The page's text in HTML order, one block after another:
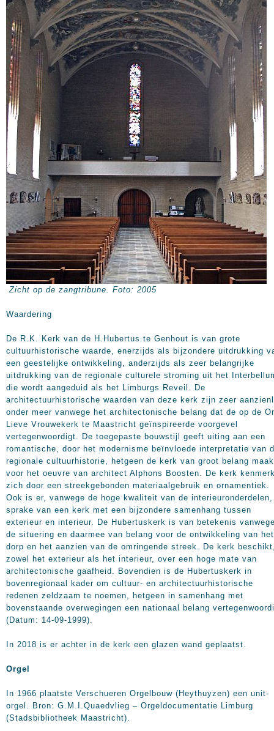
Zicht op de zangtribune. Foto: 2005
Waardering
De R.K. Kerk van de H.Hubertus te Genhout is van grote
cultuurhistorische waarde, enerzijds als bijzondere uitdrukking
een geestelijke ontwikkeling, anderzijds als zeer belangrijke
uitdrukking van de regionale culturele stroming uit het
die wordt aangeduid als het Limburgs Reveil. De
architectuurhistorische waarden van deze kerk zijn zeer
onder meer vanwege het architectonische belang dat de op de
Lieve Vrouwekerk te Maastricht geïnspireerde voorgevel
vertegenwoordigt. De toegepaste bouwstijl geeft uiting aan een
romantische, door het modernisme beïnvloede interpretatie van
regionale cultuurhistorie, hetgeen de kerk van groot belang
voor het oeuvre van architect Alphons Boosten. De kerk
zich door een streekgebonden materiaalgebruik en ornamentiek.
Ook is er, vanwege de hoge kwaliteit van de interieuronderdelen,
sprake van een kerk met een bijzondere samenhang tussen
exterieur en interieur. De Hubertuskerk is van betekenis
de situering en daarmee van belang voor de ontwikkeling van het
dorp en het aanzien van de omringende streek. De kerk
zowel het exterieur als het interieur, over een hoge mate van
architectonische gaafheid. Bovendien is de Hubertuskerk in
bovenregionaal kader om cultuur- en architectuurhistorische
redenen zeldzaam te noemen, hetgeen in samenhang met
bovenstaande overwegingen een nationaal belang
(Datum: 14-09-1999).
In 2018 is er achter in de kerk een glazen wand geplaatst.
Orgel
In 1966 plaatste Verschueren Orgelbouw (Heythuyzen) een unit-
orgel. Bron: G.M.I.Quaedvlieg – Orgeldocumentatie Limburg
(Stadsbibliotheek Maastricht).